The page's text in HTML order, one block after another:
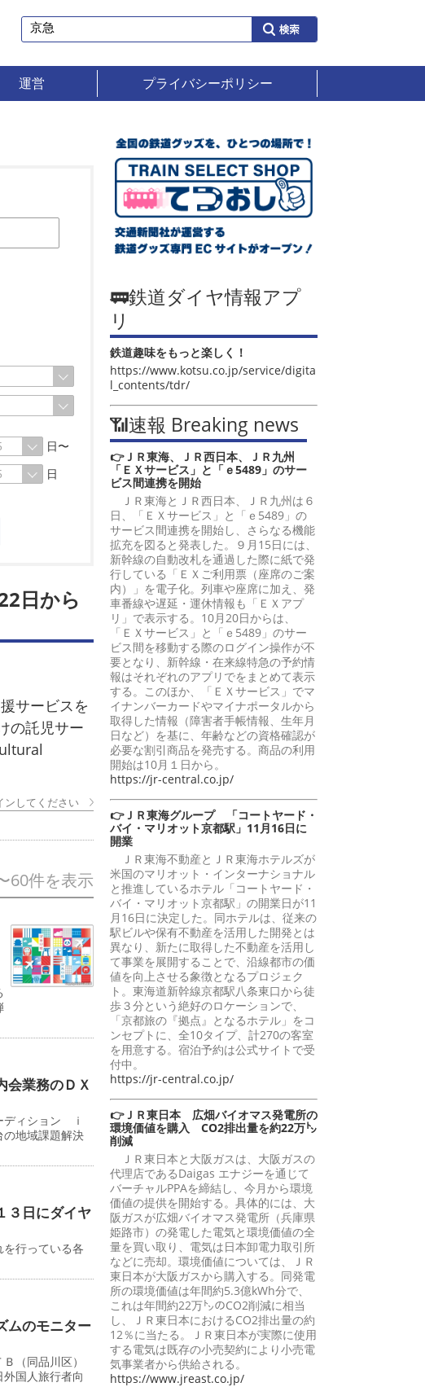
運営 プライバシーポリシー
日〜
日
日から
サービスを
の託児サー
ンしてください
60件を表示
業務のＤＸ
ディション ｉ
地域課題解決
３日にダイヤ
行っている各
のモニター
（同品川区）
国人旅行者向
🚃鉄道ダイヤ情報アプ
リ
鉄道趣味をもっと楽しく！
https://www.kotsu.co.jp/service/digita
l_contents/tdr/
📶速報 Breaking news
👉ＪＲ東海、ＪＲ西日本、ＪＲ九州
「ＥＸサービス」と「ｅ5489」のサー
ビス間連携を開始
ＪＲ東海とＪＲ西日本、ＪＲ九州は６
日、「ＥＸサービス」と「ｅ5489」の
サービス間連携を開始し、さらなる機能
拡充を図ると発表した。９月15日には、
新幹線の自動改札を通過した際に紙で発
行している「ＥＸご利用票（座席のご案
内）」を電子化。列車や座席に加え、発
車番線や遅延・運休情報も「ＥＸアプ
リ」で表示する。10月20日からは、
「ＥＸサービス」と「ｅ5489」のサー
ビス間を移動する際のログイン操作が不
要となり、新幹線・在来線特急の予約情
報はそれぞれのアプリでをまとめて表示
する。このほか、「ＥＸサービス」でマ
イナンバーカードやマイナポータルから
取得した情報（障害者手帳情報、生年月
日など）を基に、年齢などの資格確認が
必要な割引商品を発売する。商品の利用
開始は10月１日から。
https://jr-central.co.jp/
👉ＪＲ東海グループ 「コートヤード・
バイ・マリオット京都駅」11月16日に
開業
ＪＲ東海不動産とＪＲ東海ホテルズが
米国のマリオット・インターナショナル
と推進しているホテル「コートヤード・
バイ・マリオット京都駅」の開業日が11
月16日に決定した。同ホテルは、従来の
駅ビルや保有不動産を活用した開発とは
異なり、新たに取得した不動産を活用し
て事業を展開することで、沿線都市の価
値を向上させる象徴となるプロジェク
ト。東海道新幹線京都駅八条東口から徒
歩３分という絶好のロケーションで、
「京都旅の『拠点』となるホテル」をコ
ンセプトに、全10タイプ、計270の客室
を用意する。宿泊予約は公式サイトで受
付中。
https://jr-central.co.jp/
👉ＪＲ東日本 広畑バイオマス発電所の
環境価値を購入 CO2排出量を約22万㌧
削減
ＪＲ東日本と大阪ガスは、大阪ガスの
代理店であるDaigas エナジーを通じて
バーチャルPPAを締結し、今月から環境
価値の提供を開始する。具体的には、大
阪ガスが広畑バイオマス発電所（兵庫県
姫路市）の発電した電気と環境価値の全
量を買い取り、電気は日本卸電力取引所
などに売却。環境価値については、ＪＲ
東日本が大阪ガスから購入する。同発電
所の環境価値は年間約5.3億kWh分で、
これは年間約22万㌧のCO2削減に相当
し、ＪＲ東日本におけるCO2排出量の約
12％に当たる。ＪＲ東日本が実際に使用
する電気は既存の小売契約により小売電
気事業者から供給される。
https://www.jreast.co.jp/